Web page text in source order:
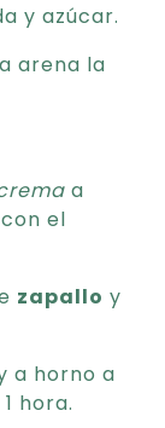
y azúcar.
arena la
a
el
zapallo y
a horno a
hora.